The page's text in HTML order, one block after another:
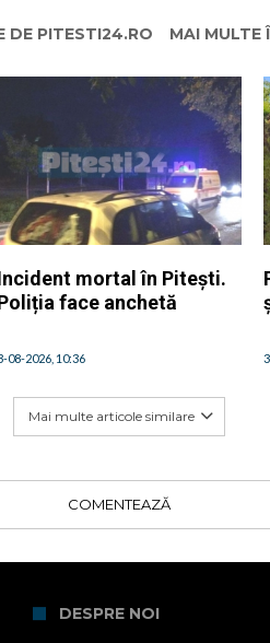
DE PITESTI24.RO MAI MULTE
mortal în Pitești.
face anchetă
08-2026, 10:36
Mai multe articole similare
COMENTEAZĂ
DESPRE NOI